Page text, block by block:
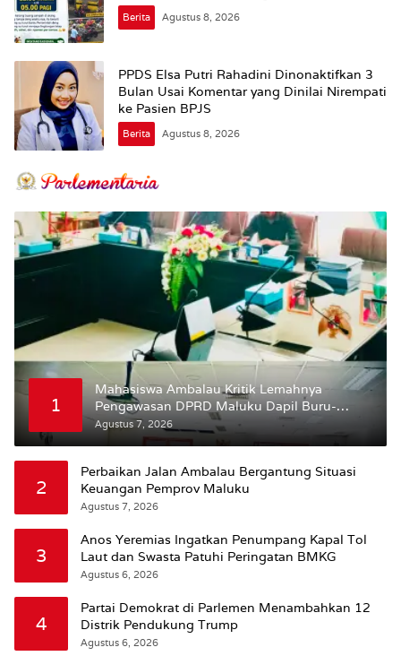
Berita Agustus 8, 2026
PPDS Elsa Putri Rahadini Dinonaktifkan 3
Bulan Usai Komentar yang Dinilai Nirempati
ke Pasien BPJS
Berita Agustus 8, 2026
1
Mahasiswa Ambalau Kritik Lemahnya
Pengawasan DPRD Maluku Dapil Buru-
Bursel Terhadap Proses Perubahan Status
Jalan
Agustus 7, 2026
2
Perbaikan Jalan Ambalau Bergantung Situasi
Keuangan Pemprov Maluku
Agustus 7, 2026
3
Anos Yeremias Ingatkan Penumpang Kapal Tol
Laut dan Swasta Patuhi Peringatan BMKG
Agustus 6, 2026
4
Partai Demokrat di Parlemen Menambahkan 12
Distrik Pendukung Trump
Agustus 6, 2026